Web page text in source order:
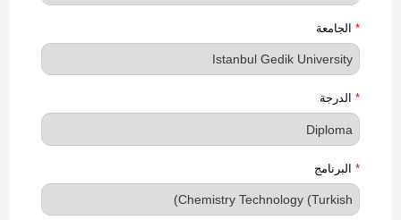
* الجامعة
* الدرجة
* البرنامج